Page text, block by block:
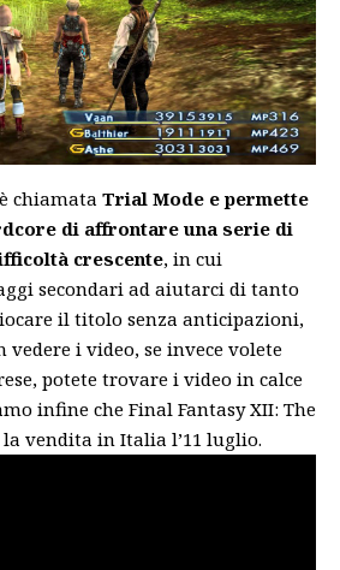
chiamata Trial Mode e permette
di affrontare una serie di
crescente, in cui
secondari ad aiutarci di tanto
il titolo senza anticipazioni,
vedere i video, se invece volete
potete trovare i video in calce
infine che Final Fantasy XII: The
la vendita in Italia l’11 luglio.